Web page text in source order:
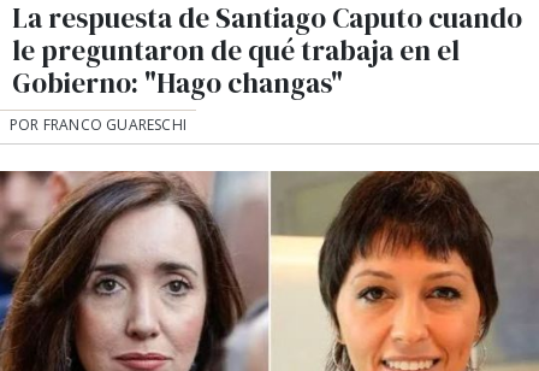
La respuesta de Santiago Caputo cuando
le preguntaron de qué trabaja en el
Gobierno: "Hago changas"
POR FRANCO GUARESCHI